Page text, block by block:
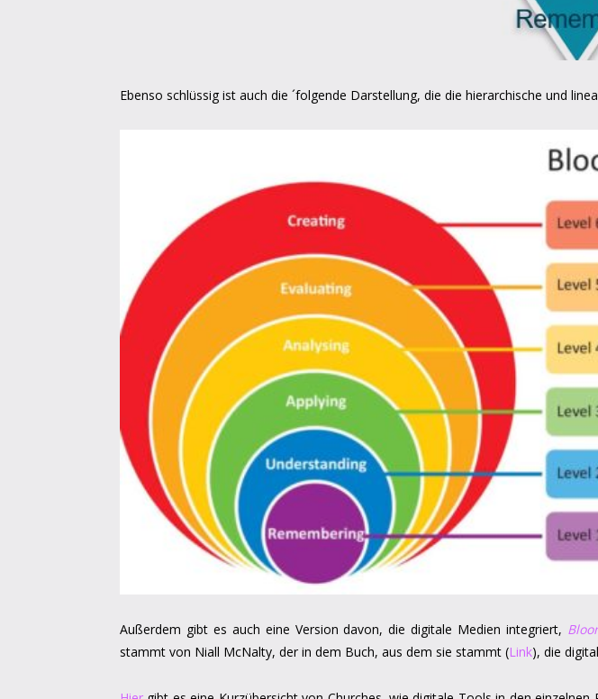
Ebenso schlüssig ist auch die ´folgende Darstellung, die die hierarchische und
Außerdem gibt es auch eine Version davon, die digitale Medien integriert,
stammt von Niall McNalty, der in dem Buch, aus dem sie stammt (Link), die